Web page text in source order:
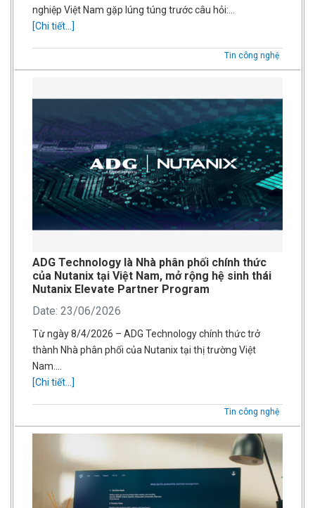
nghiệp Việt Nam gặp lúng túng trước câu hỏi:…
[Chi tiết...]
Tin công nghệ
ADG Technology là Nhà phân phối chính thức
của Nutanix tại Việt Nam, mở rộng hệ sinh thái
Nutanix Elevate Partner Program
Date: 23/06/2026
Từ ngày 8/4/2026 – ADG Technology chính thức trở
thành Nhà phân phối của Nutanix tại thị trường Việt
Nam….
[Chi tiết...]
Tin công nghệ